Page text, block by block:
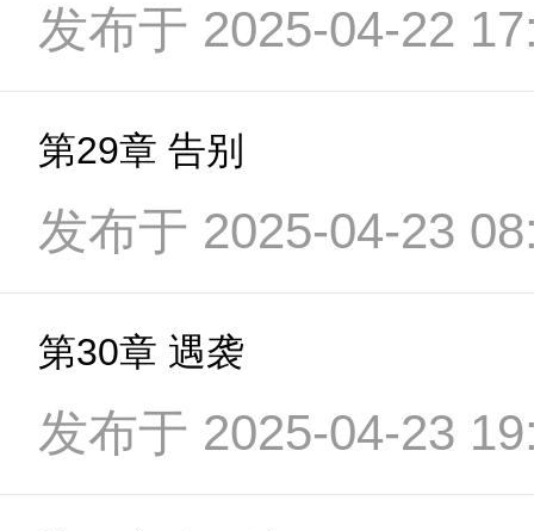
发布于 2025-04-22
第29章 告别
发布于 2025-04-23
第30章 遇袭
发布于 2025-04-23